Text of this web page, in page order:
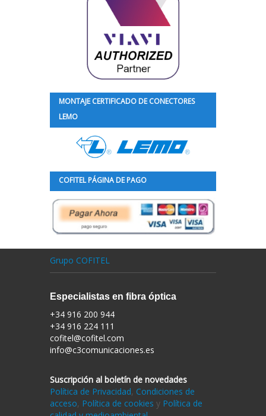
MONTAJE CERTIFICADO DE CONECTORES
LEMO
COFITEL PÁGINA DE PAGO
Grupo COFITEL
Especialistas en fibra óptica
+34 916 200 944
+34 916 224 111
cofitel@cofitel.com
info@c3comunicaciones.es
Suscripción al boletín de novedades
Política de Privacidad, Condiciones de
acceso, Política de cookies y Política de